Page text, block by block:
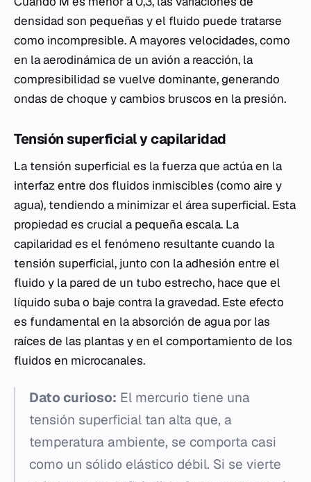
densidad son pequeñas y el fluido puede tratarse
como incompresible. A mayores velocidades, como
en la aerodinámica de un avión a reacción, la
compresibilidad se vuelve dominante, generando
ondas de choque y cambios bruscos en la presión.
Tensión superficial y capilaridad
La tensión superficial es la fuerza que actúa en la
interfaz entre dos fluidos inmiscibles (como aire y
agua), tendiendo a minimizar el área superficial. Esta
propiedad es crucial a pequeña escala. La
capilaridad es el fenómeno resultante cuando la
tensión superficial, junto con la adhesión entre el
fluido y la pared de un tubo estrecho, hace que el
líquido suba o baje contra la gravedad. Este efecto
es fundamental en la absorción de agua por las
raíces de las plantas y en el comportamiento de los
fluidos en microcanales.
Dato curioso: El mercurio tiene una
tensión superficial tan alta que, a
temperatura ambiente, se comporta casi
como un sólido elástico débil. Si se vierte